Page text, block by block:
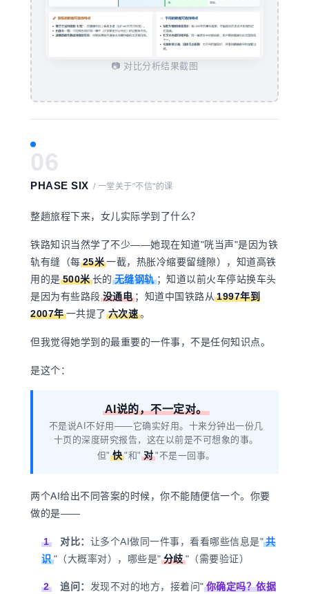
📷 对比分析结果截图
06
PHASE SIX / 一堂关于"不信"的课
整趟旅程下来，女儿实际学到了什么？
铁路知识当然学了不少——她现在知道"咣当声"是因为铁
轨有缝（每 25米一截，热胀冷缩要留缝隙），知道高铁
用的是 500米长的 无缝钢轨；知道以前火车停站换车头
是因为有些路段 没通电 ；知道中国铁路从 1997年到
2007年一共提了 六次速。
但我觉得她学到的最重要的一件事，不是任何知识点。
是这个：
AI说的，不一定对。
不是说AI不好用——它确实好用。十来分钟出一份几
十页的深度研究报告，这在以前是不可想象的事。
但" 快 "和" 对 "不是一回事。
两个AI给出不同答案的时候，你不能随便信一个。你要
做的是——
1 对比： 让多个AI做同一件事，看看哪些信息是"共
识"（大概率对），哪些是" 分歧"（需要验证）
2 追问： 发现不对的地方，接着问" 你确定吗？依据